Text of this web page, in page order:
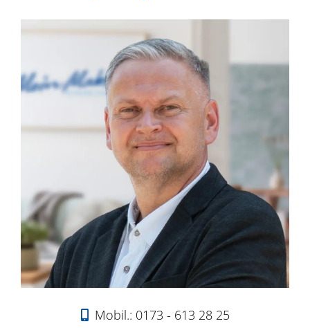
Mobil.: 0173 - 613 28 25